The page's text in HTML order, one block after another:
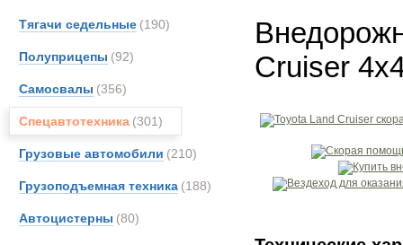
Тягачи седельные (190)
Полуприцепы (92)
Самосвалы (356)
Спецавтотехника (301)
Грузовые автомобили (210)
Грузоподъемная техника (188)
Автоцистерны (80)
Cruiser